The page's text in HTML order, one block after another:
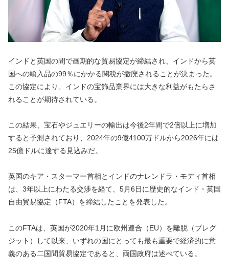
インドと英国の間で画期的な貿易協定が締結され、インドから英
国への輸入品の99％にかかる関税が撤廃されることが決まった。
この協定により、インドの宝飾品業界には大きな利益がもたらさ
れることが期待されている。
この結果、宝石やジュエリーの輸出は今後2年間で2倍以上に増加
すると予測されており、2024年の9億4100万ドルから2026年には
25億ドルに達する見込みだ。
英国のキア・スターマー首相とインドのナレンドラ・モディ首相
は、3年以上にわたる交渉を経て、5月6日に歴史的なインド・英国
自由貿易協定（FTA）を締結したことを発表した。
このFTAは、英国が2020年1月に欧州連合（EU）を離脱（ブレグ
ジット）して以来、いずれの国にとっても最も重要で経済的に意
義のある二国間貿易協定であると、両国政府は述べている。